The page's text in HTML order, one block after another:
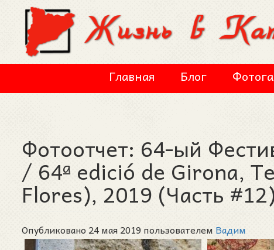
Перейти к основному содержанию
Главная Блог
Фотоотчет: 64-ый
/ 64ª edició de Girona,
Flores), 2019 (Часть
Опубликовано 24 мая 2019 пользователем Вадим